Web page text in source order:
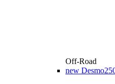
Off-Road
new